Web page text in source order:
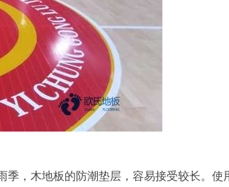
，木地板的防潮垫层，容易接受较长。使